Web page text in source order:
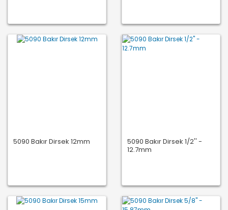
5090 Bakır Dirsek 12mm
5090 Bakır Dirsek 1/2'' -
12.7mm